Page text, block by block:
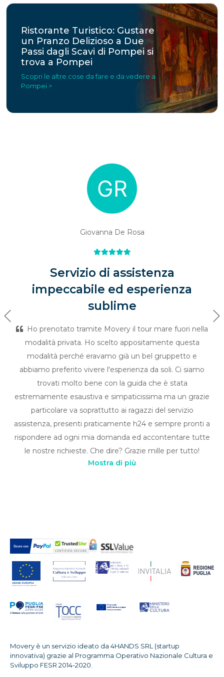
Ristorante Turistico: Gustare
un Pranzo Delizioso a Due
Passi dagli Scavi di Pompei si
trova a Pompei
Scopri le altre cose da fare e da vedere a
Pompei >
Giovanna De Rosa
Servizio di assistenza
impeccabile ed esperienza
sublime
Ho prenotato tramite Movery il tour mare fuori nella
modalità privata. Ho scelto appositamente questa
modalità perché eravamo già un bel gruppetto e
abbiamo preferito vivere l'esperienza da soli. Ci siamo
trovati molto bene con la guida che è stata
estremamente esaustiva e simpaticissima ma un grazie
particolare va soprattutto ai ragazzi del servizio
assistenza, presenti praticamente h24 e sempre pronti a
rispondere ad ogni mia domanda ed accontentare tutte
le nostre richieste. Che dire? Grazie mille per tutto!
Previous
Mostra di più
Movery è un servizio ideato da 4HANDS SRL (startup
innovativa) grazie al Programma Operativo Nazionale Cultura e
Sviluppo FESR 2014-2020.